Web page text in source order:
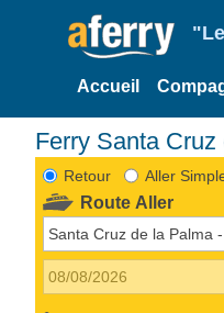
Accueil
Ferry Santa
Retour Aller
Route Aller